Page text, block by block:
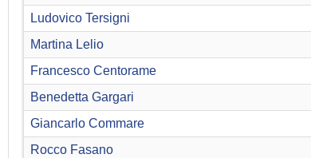
Ludovico Tersigni
Martina Lelio
Francesco Centorame
Benedetta Gargari
Giancarlo Commare
Rocco Fasano